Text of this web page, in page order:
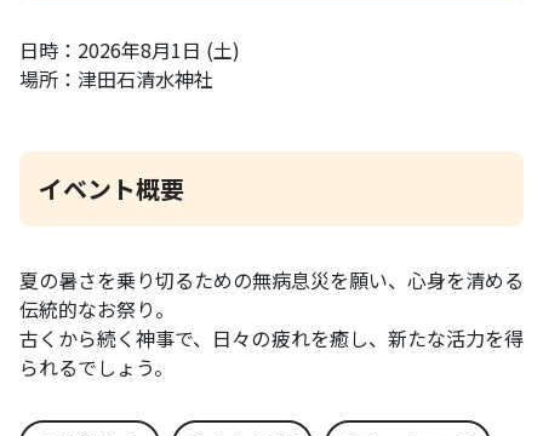
日時：2026年8月1日 (土)
場所：津田石清水神社
イベント概要
夏の暑さを乗り切るための無病息災を願い、心身を清める
伝統的なお祭り。
古くから続く神事で、日々の疲れを癒し、新たな活力を得
られるでしょう。